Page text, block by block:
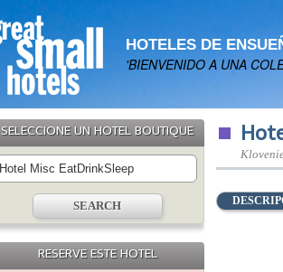
HOTELES DE
'BIENVENIDO A UNA
SELECCIONE UN HOTEL BOUTIQUE
RESERVE ESTE HOTEL